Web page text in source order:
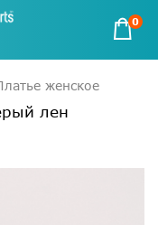
0
женское
лен